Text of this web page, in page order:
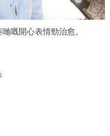
嘅開心表情勁治愈。